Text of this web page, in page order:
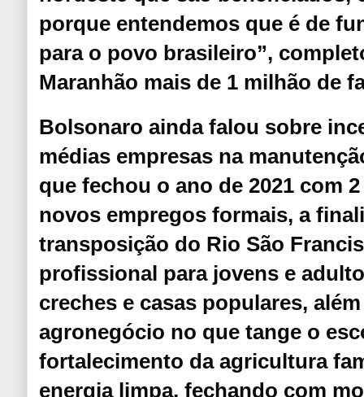
porque entendemos que é de
para o povo brasileiro”,
Maranhão mais de 1 milhão de
Bolsonaro ainda falou sobre
médias empresas na
que fechou o ano de 2021 com
novos empregos formais, a
transposição do Rio São
profissional para jovens e
creches e casas populares,
agronegócio no que tange o
fortalecimento da agricultura
energia limpa, fechando com